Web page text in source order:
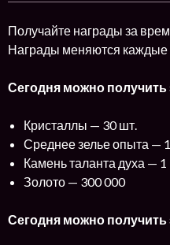
Получайте награды за
Награды меняются каждые
Сегодня можно получить
Кристаллы — 30 шт.
Среднее зелье опыта —
Камень таланта духа — 1
Золото — 300 000
Сегодня можно получить